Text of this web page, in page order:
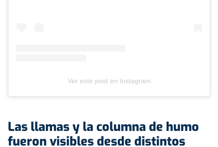
Ver este post en Instagram
Las llamas y la columna de humo
fueron visibles desde distintos